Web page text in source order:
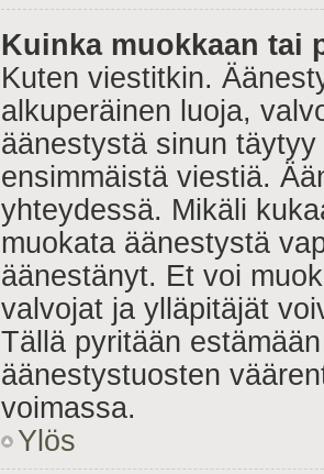
Kuinka muokkaan tai
Kuten viestitkin.
alkuperäinen luoja,
äänestystä sinun
ensimmäistä viestiä.
yhteydessä. Mikäli
muokata äänestystä
äänestänyt. Et voi
valvojat ja ylläpitäjät
Tällä pyritään
äänestystuosten
voimassa.
Ylös